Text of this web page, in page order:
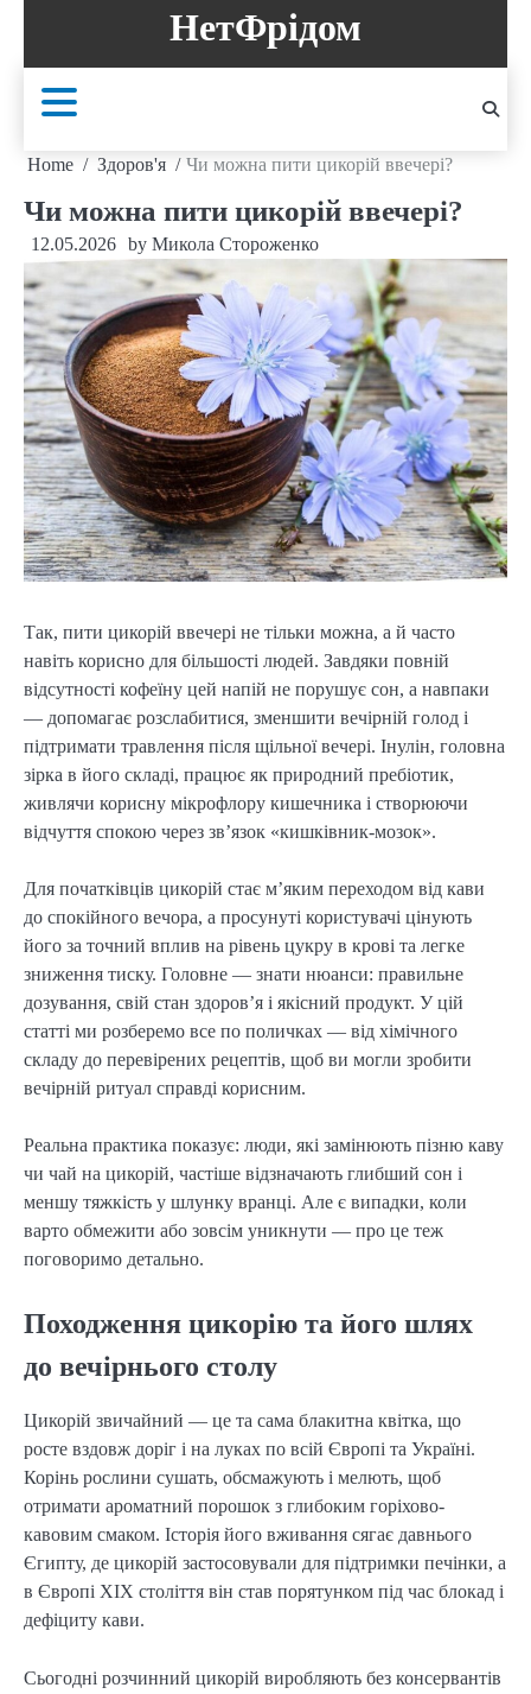
content
НетФрідом
Home Здоров'я Чи можна пити цикорій ввечері?
Чи можна пити цикорій ввечері?
12.05.2026 by Микола Стороженко
Так, пити цикорій ввечері не тільки можна, а й часто
навіть корисно для більшості людей. Завдяки повній
відсутності кофеїну цей напій не порушує сон, а навпаки
— допомагає розслабитися, зменшити вечірній голод і
підтримати травлення після щільної вечері. Інулін, головна
зірка в його складі, працює як природний пребіотик,
живлячи корисну мікрофлору кишечника і створюючи
відчуття спокою через зв’язок «кишківник-мозок».
Для початківців цикорій стає м’яким переходом від кави
до спокійного вечора, а просунуті користувачі цінують
його за точний вплив на рівень цукру в крові та легке
зниження тиску. Головне — знати нюанси: правильне
дозування, свій стан здоров’я і якісний продукт. У цій
статті ми розберемо все по поличках — від хімічного
складу до перевірених рецептів, щоб ви могли зробити
вечірній ритуал справді корисним.
Реальна практика показує: люди, які замінюють пізню каву
чи чай на цикорій, частіше відзначають глибший сон і
меншу тяжкість у шлунку вранці. Але є випадки, коли
варто обмежити або зовсім уникнути — про це теж
поговоримо детально.
Походження цикорію та його шлях
до вечірнього столу
Цикорій звичайний — це та сама блакитна квітка, що
росте вздовж доріг і на луках по всій Європі та Україні.
Корінь рослини сушать, обсмажують і мелють, щоб
отримати ароматний порошок з глибоким горіхово-
кавовим смаком. Історія його вживання сягає давнього
Єгипту, де цикорій застосовували для підтримки печінки, а
в Європі XIX століття він став порятунком під час блокад і
дефіциту кави.
Сьогодні розчинний цикорій виробляють без консервантів